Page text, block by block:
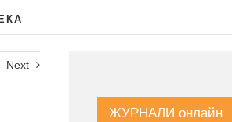
Next
ЖУРНАЛИ онлайн